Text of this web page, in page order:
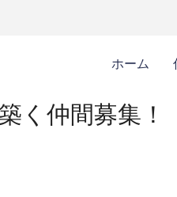
ホーム
く仲間募集！